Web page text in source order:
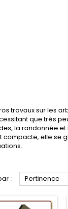
travaux sur les
que très
la randonnée
elle se
: Pertinence